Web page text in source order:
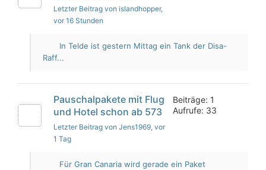
Letzter Beitrag von islandhopper,
vor 16 Stunden
In Telde ist gestern Mittag ein Tank der Disa-
Raff...
Pauschalpakete mit Flug
und Hotel schon ab 573
Letzter Beitrag von Jens1969, vor
1 Tag
Beiträge: 1
Aufrufe: 33
Für Gran Canaria wird gerade ein Paket